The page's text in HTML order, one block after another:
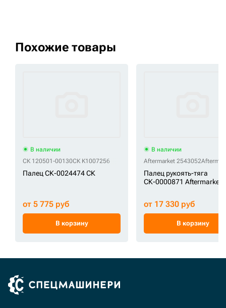
Похожие товары
В наличии
СК 120501-00130СК K1007256
Палец СК-0024474 СК
от 5 775 руб
В корзину
В наличии
Aftermarket 2543052
Палец рукоять-тяга
СК-0000871 Aftermarket
от 17 330 руб
В корзину